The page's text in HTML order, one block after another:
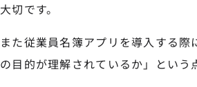
大切です。
また従業員名簿アプリを導入する際
の目的が理解されているか」という